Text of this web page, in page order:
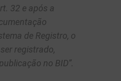
32 e após a
de Registro, o
registrado,
no BID”.